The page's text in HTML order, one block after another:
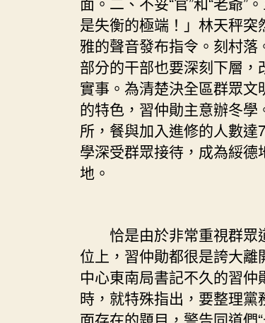
是失衡的極端！」林天秤
雅的聲音發布指令。刻村
部分的干部也要深刻下層
實事。為清楚決全區群眾
的特色，習仲勛主意辦冬
所，餐與加入進修的人數
學深受群眾接待，成為綏
地。
恰是由於非常重視群眾
位上，習仲勛都很是誇大
中心東南局書記不久的習
時，就特殊指出，要整理
面存在的題目，警告同道們